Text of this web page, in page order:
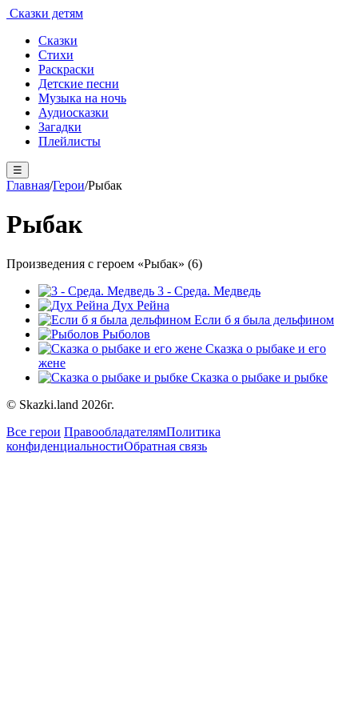
Сказки детям
Сказки
Стихи
Раскраски
Детские песни
Музыка на ночь
Аудиосказки
Загадки
Плейлисты
☰
Главная/Герои/Рыбак
Рыбак
Произведения с героем «Рыбак» (6)
3 - Среда. Медведь
Дух Рейна
Если б я была дельфином
Рыболов
Сказка о рыбаке и его
жене
Сказка о рыбаке и рыбке
© Skazki.land 2026г.
Все герои ПравообладателямПолитика
конфиденциальностиОбратная связь